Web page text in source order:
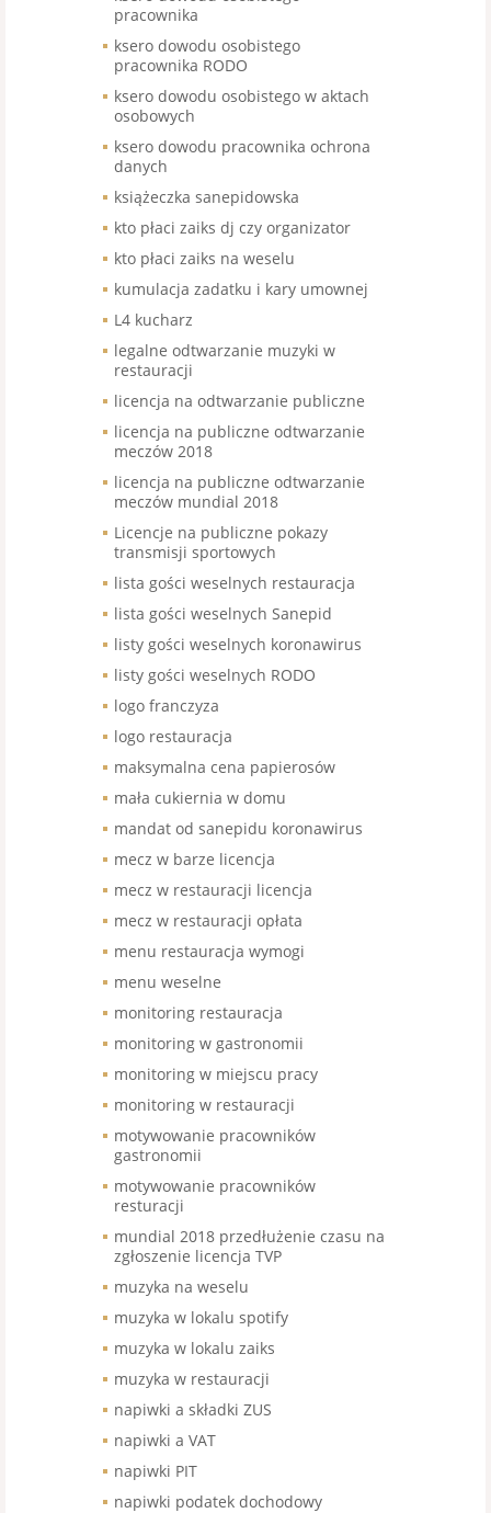
pracownika
ksero dowodu osobistego
pracownika RODO
ksero dowodu osobistego w aktach
osobowych
ksero dowodu pracownika ochrona
danych
książeczka sanepidowska
kto płaci zaiks dj czy organizator
kto płaci zaiks na weselu
kumulacja zadatku i kary umownej
L4 kucharz
legalne odtwarzanie muzyki w
restauracji
licencja na odtwarzanie publiczne
licencja na publiczne odtwarzanie
meczów 2018
licencja na publiczne odtwarzanie
meczów mundial 2018
Licencje na publiczne pokazy
transmisji sportowych
lista gości weselnych restauracja
lista gości weselnych Sanepid
listy gości weselnych koronawirus
listy gości weselnych RODO
logo franczyza
logo restauracja
maksymalna cena papierosów
mała cukiernia w domu
mandat od sanepidu koronawirus
mecz w barze licencja
mecz w restauracji licencja
mecz w restauracji opłata
menu restauracja wymogi
menu weselne
monitoring restauracja
monitoring w gastronomii
monitoring w miejscu pracy
monitoring w restauracji
motywowanie pracowników
gastronomii
motywowanie pracowników
resturacji
mundial 2018 przedłużenie czasu na
zgłoszenie licencja TVP
muzyka na weselu
muzyka w lokalu spotify
muzyka w lokalu zaiks
muzyka w restauracji
napiwki a składki ZUS
napiwki a VAT
napiwki PIT
napiwki podatek dochodowy